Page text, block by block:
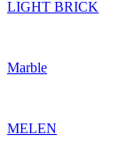
LIGHT BRICK
Marble
MELEN